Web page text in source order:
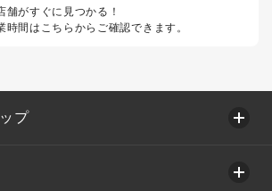
舗がすぐに見つかる！
時間はこちらからご確認できます。
プ